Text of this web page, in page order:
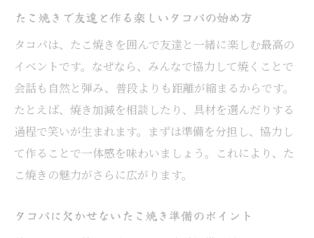
たこ焼きと相性抜群のサイドメニューを選
ぶコツ
タコパで定番人気のたこ焼きと一緒に食べ
たい品
友達も喜ぶたこ焼きパーティーの箸休め提
案
たこ焼きに合う簡単サイドメニューでタコ
タコパ持ち寄りで盛り上がるたこ焼きレシ
たこ焼きで友達と作る楽しいタコパの始め方
タコパは、たこ焼きを囲んで友達と一緒に楽しむ最高の
イベントです。なぜなら、みんなで協力して焼くことで
会話も自然と弾み、普段よりも距離が縮まるからです。
たとえば、焼き加減を相談したり、具材を選んだりする
過程で笑いが生まれます。まずは準備を分担し、協力し
て作ることで一体感を味わいましょう。これにより、た
こ焼きの魅力がさらに広がります。
タコパに欠かせないたこ焼き準備のポイント